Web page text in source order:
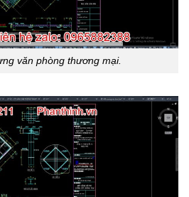
văn phòng thương mại.